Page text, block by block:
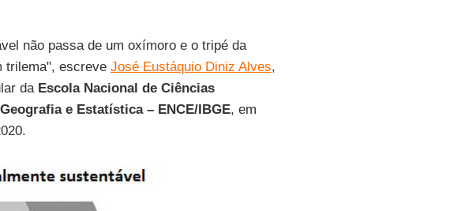
não passa de um oxímoro e o tripé da
trilema", escreve José Eustáquio Diniz Alves,
da Escola Nacional de Ciências
e Estatística – ENCE/IBGE, em